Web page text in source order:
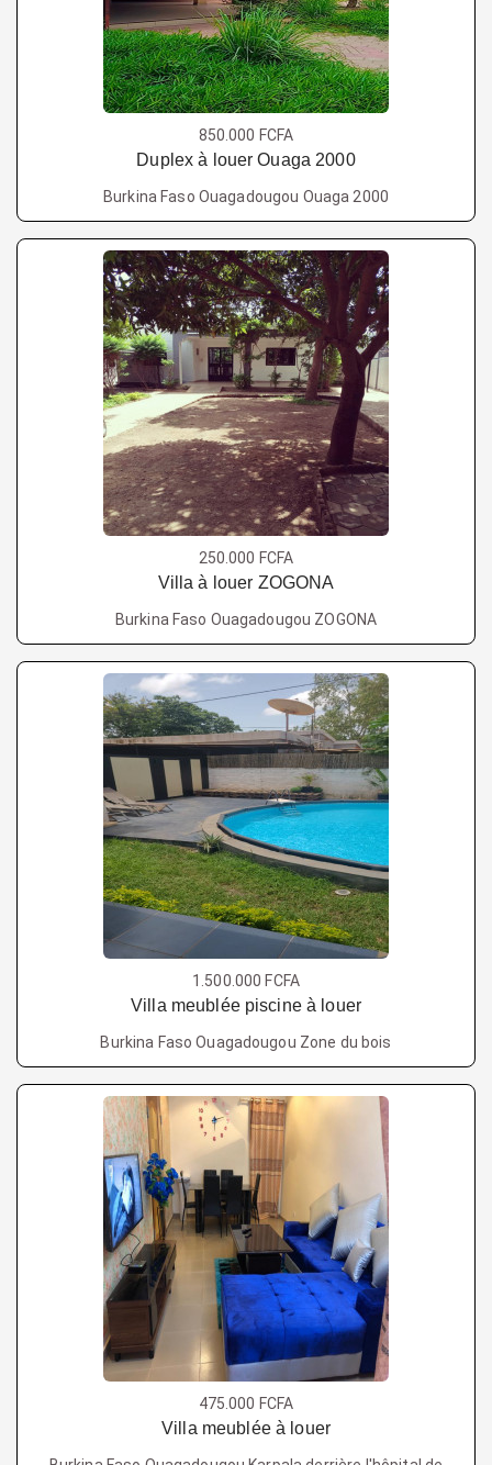
850.000 FCFA
Duplex à louer Ouaga 2000
Burkina Faso Ouagadougou Ouaga 2000
250.000 FCFA
Villa à louer ZOGONA
Burkina Faso Ouagadougou ZOGONA
1.500.000 FCFA
Villa meublée piscine à louer
Burkina Faso Ouagadougou Zone du bois
475.000 FCFA
Villa meublée à louer